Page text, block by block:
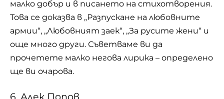
малко добър и в писането на стихотворения.
Това се доказва в „Разпускане на любовните
армии“, „Любовният заек“, „За русите жени“ и
още много други. Съветваме ви да
прочетете малко негова лирика – определено
ще ви очарова.